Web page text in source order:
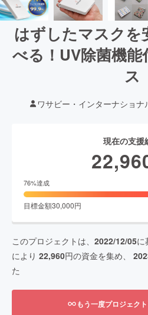
はずしたマスクを
べる！UV除菌機
ス
ワサビー・インターナショナ
現在の支援
76%達成
目標金額30,000円
このプロジェクトは、 2022/12/05に
により 22,960円の資金を集め、
た
もう一度プロジェク